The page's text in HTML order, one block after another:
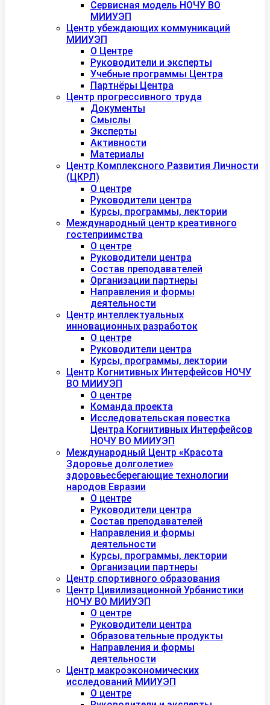
Сервисная модель НОЧУ ВО
МИИУЭП
Центр убеждающих коммуникаций
МИИУЭП
О Центре
Руководители и эксперты
Учебные программы Центра
Партнёры Центра
Центр прогрессивного труда
Документы
Смыслы
Эксперты
Активности
Материалы
Центр Комплексного Развития Личности
(ЦКРЛ)
О центре
Руководители центра
Курсы, программы, лектории
Международный центр креативного
гостеприимства
О центре
Руководители центра
Состав преподавателей
Организации партнеры
Направления и формы
деятельности
Центр интеллектуальных
инновационных разработок
О центре
Руководители центра
Курсы, программы, лектории
Центр Когнитивных Интерфейсов НОЧУ
ВО МИИУЭП
О центре
Команда проекта
Исследовательская повестка
Центра Когнитивных Интерфейсов
НОЧУ ВО МИИУЭП
Международный Центр «Красота
Здоровье долголетие»
здоровьесберегающие технологии
народов Евразии
О центре
Руководители центра
Состав преподавателей
Направления и формы
деятельности
Курсы, программы, лектории
Организации партнеры
Центр спортивного образования
Центр Цивилизационной Урбанистики
НОЧУ ВО МИИУЭП
О центре
Руководители центра
Образовательные продукты
Направления и формы
деятельности
Центр макроэкономических
исследований МИИУЭП
О центре